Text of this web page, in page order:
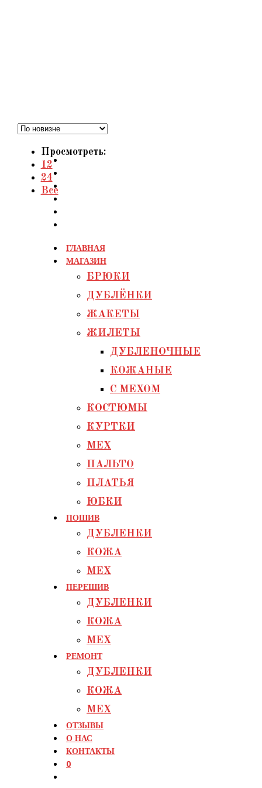
ГЛАВНАЯ
МАГАЗИН
БРЮКИ
ДУБЛЁНКИ
ЖАКЕТЫ
ЖИЛЕТЫ
ДУБЛЕНОЧНЫЕ
КОЖАНЫЕ
С МЕХОМ
КОСТЮМЫ
КУРТКИ
МЕХ
ПАЛЬТО
ПЛАТЬЯ
ЮБКИ
ПОШИВ
ДУБЛЕНКИ
КОЖА
МЕХ
ПЕРЕШИВ
ДУБЛЕНКИ
КОЖА
МЕХ
РЕМОНТ
ДУБЛЕНКИ
КОЖА
МЕХ
ОТЗЫВЫ
О НАС
КОНТАКТЫ
0
Просмотреть:
12
24
Все